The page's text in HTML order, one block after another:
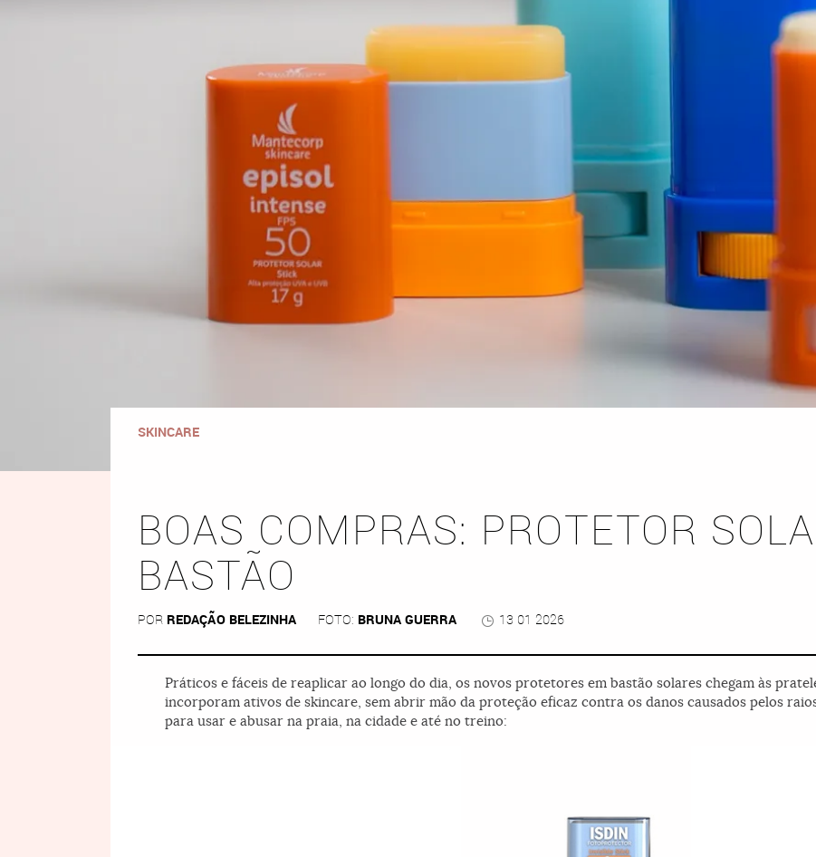
SKINCARE
BOAS COMPRAS: PROTETOR
BASTÃO
POR REDAÇÃO BELEZINHA FOTO: BRUNA GUERRA 13 01 2026
Práticos e fáceis de reaplicar ao longo do dia, os novos protetores em bastão solares chegam às
incorporam ativos de skincare, sem abrir mão da proteção eficaz contra os danos causados pelos
para usar e abusar na praia, na cidade e até no treino: